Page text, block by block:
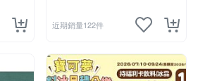
近期銷量122件